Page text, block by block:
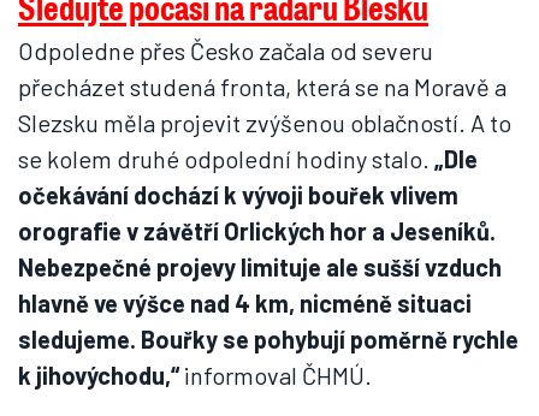
Odpoledne přes Česko začala od severu
přecházet studená fronta, která se na Moravě a
Slezsku měla projevit zvýšenou oblačností. A to
se kolem druhé odpolední hodiny stalo. „Dle
očekávání dochází k vývoji bouřek vlivem
orografie v závětří Orlických hor a Jeseníků.
Nebezpečné projevy limituje ale sušší vzduch
hlavně ve výšce nad 4 km, nicméně situaci
sledujeme. Bouřky se pohybují poměrně rychle
k jihovýchodu,“informoval ČHMÚ.